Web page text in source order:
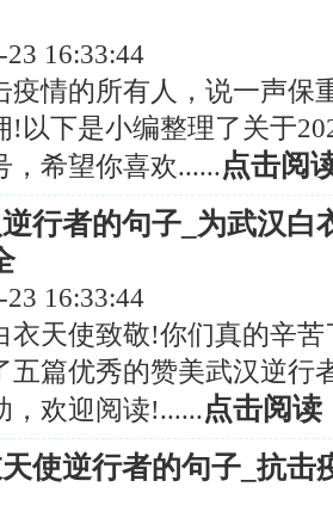
23 16:33:44
情的所有人，说一声保
!以下是小编整理了关于
，希望你喜欢......点击阅
行者的句子_为武汉白
23 16:33:44
天使致敬!你们真的辛苦
五篇优秀的赞美武汉逆行
，欢迎阅读!......点击阅读
使逆行者的句子_抗击